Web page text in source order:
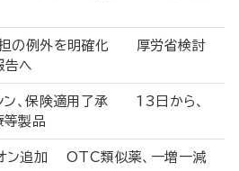
担の例外を明確化 厚労省検討
告へ
シン、保険適用了承 13日から、
等製品
ン追加 OTC類似薬、一増一減